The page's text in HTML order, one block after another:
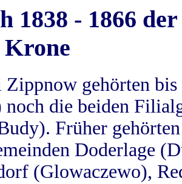
1838 - 1866
Krone
gehörten
die beiden
Früher
Doderlage
(Glowaczewo),